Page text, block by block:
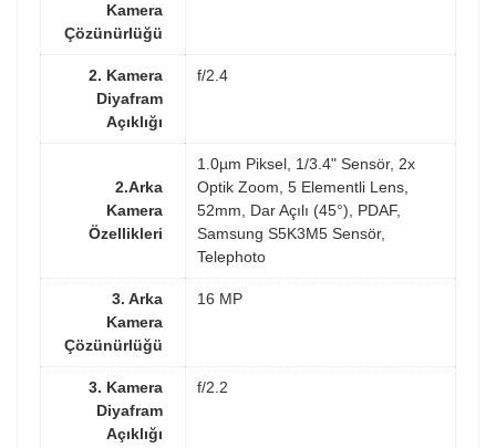
Kamera
Çözünürlüğü
2. Kamera
Diyafram
Açıklığı
f/2.4
2.Arka
Kamera
Özellikleri
1.0µm Piksel, 1/3.4" Sensör, 2x
Optik Zoom, 5 Elementli Lens,
52mm, Dar Açılı (45°), PDAF,
Samsung S5K3M5 Sensör,
Telephoto
3. Arka
Kamera
Çözünürlüğü
16 MP
3. Kamera
Diyafram
Açıklığı
f/2.2